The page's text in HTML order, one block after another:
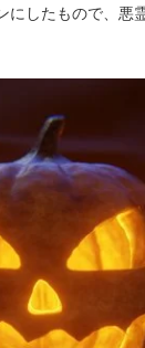
にしたもので、悪